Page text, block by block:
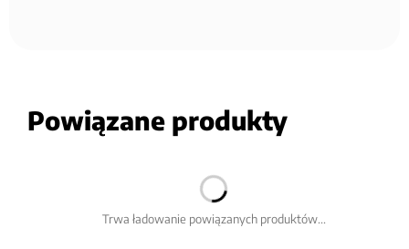
Powiązane produkty
Trwa ładowanie powiązanych produktów...